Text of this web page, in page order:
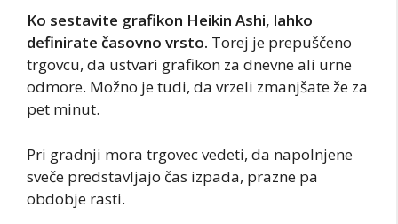
Ko sestavite grafikon Heikin Ashi, lahko
definirate časovno vrsto. Torej je prepuščeno
trgovcu, da ustvari grafikon za dnevne ali urne
odmore. Možno je tudi, da vrzeli zmanjšate že za
pet minut.
Pri gradnji mora trgovec vedeti, da napolnjene
sveče predstavljajo čas izpada, prazne pa
obdobje rasti.